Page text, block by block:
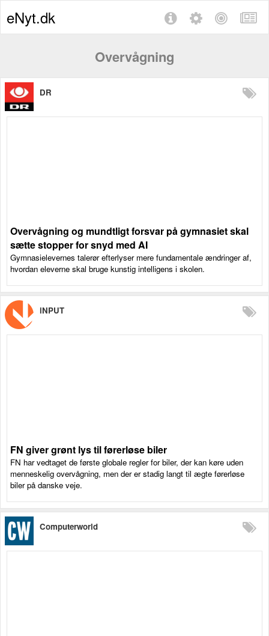
eNyt.dk
Overvågning
DR
Overvågning og mundtligt forsvar på gymnasiet skal
sætte stopper for snyd med AI
Gymnasielevernes talerør efterlyser mere fundamentale ændringer af,
hvordan eleverne skal bruge kunstig intelligens i skolen.
iNPUT
FN giver grønt lys til førerløse biler
FN har vedtaget de første globale regler for biler, der kan køre uden
menneskelig overvågning, men der er stadig langt til ægte førerløse
biler på danske veje.
Computerworld